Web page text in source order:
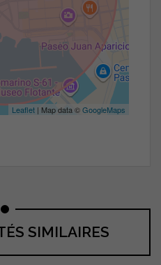
Leaflet | Map data ©GoogleMaps
SIMILAIRES